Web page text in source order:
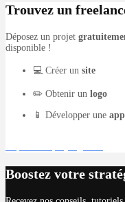
Trouvez un
Déposez un projet
disponible !
💻 Créer un site
✏️ Obtenir un logo
📱 Développer une app
Boostez votre